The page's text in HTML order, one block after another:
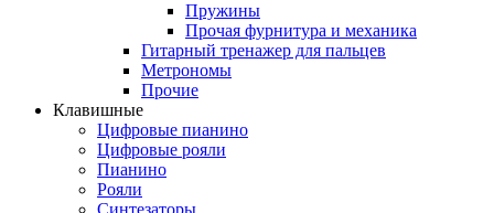
Пружины
Прочая фурнитура и механика
Гитарный тренажер для пальцев
Метрономы
Прочие
Клавишные
Цифровые пианино
Цифровые рояли
Пианино
Рояли
Синтезаторы